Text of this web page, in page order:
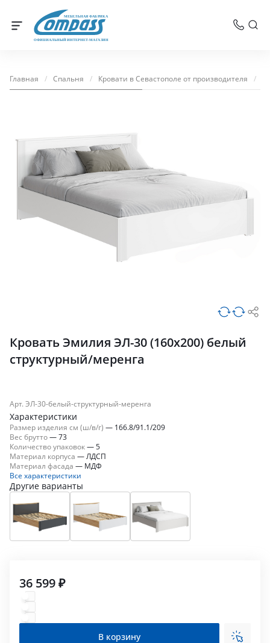
МЕБЕЛЬНАЯ ФАБРИКА
ОФИЦИАЛЬНЫЙ ИНТЕРНЕТ-МАГАЗИН
Главная / Спальня / Кровати в Севастополе от производителя /
Кровать Эмилия ЭЛ-30 (160х200) белый
структурный/меренга
Арт. ЭЛ-30-белый-структурный-меренга
Характеристики
Размер изделия см (ш/в/г) — 166.8/91.1/209
Вес брутто—73
Количество упаковок— 5
Материал корпуса — ЛДСП
Материал фасада — МДФ
Все характеристики
Другие варианты
36 599 ₽
В корзину